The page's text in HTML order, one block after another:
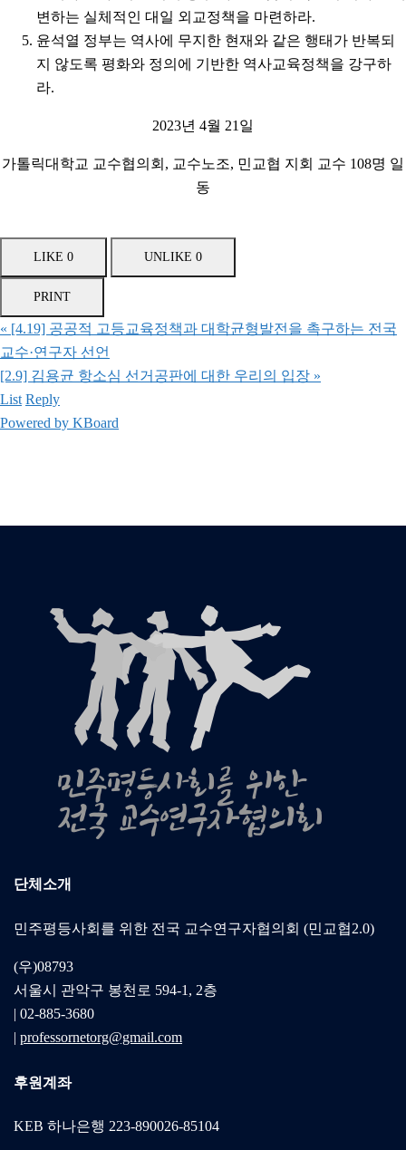
변하는 실체적인 대일 외교정책을 마련하라.
윤석열 정부는 역사에 무지한 현재와 같은 행태가 반복되
지 않도록 평화와 정의에 기반한 역사교육정책을 강구하
라.
2023년 4월 21일
가톨릭대학교 교수협의회, 교수노조, 민교협 지회 교수 108명 일
동
LIKE 0 UNLIKE 0
PRINT
« [4.19] 공공적 고등교육정책과 대학균형발전을 촉구하는 전국
교수·연구자 선언
[2.9] 김용균 항소심 선거공판에 대한 우리의 입장 »
List Reply
Powered by KBoard
단체소개
민주평등사회를 위한 전국 교수연구자협의회 (민교협2.0)
(우)08793
서울시 관악구 봉천로 594-1, 2층
| 02-885-3680
| professornetorg@gmail.com
후원계좌
KEB 하나은행 223-890026-85104